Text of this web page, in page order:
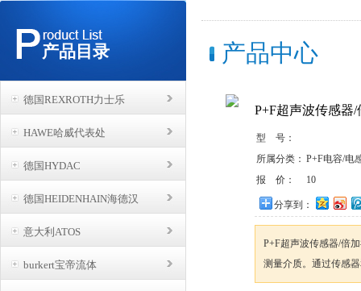
产品目录
德国REXROTH力士乐
HAWE哈威代表处
德国HYDAC
德国HEIDENHAIN海德汉
意大利ATOS
burkert宝帝流体
产品中心
P+F超声波传感器
型 号：
所属分类： P+F电容/电
报 价：
10
分享到：
P+F超声波传感器/倍
测量介质。通过传感